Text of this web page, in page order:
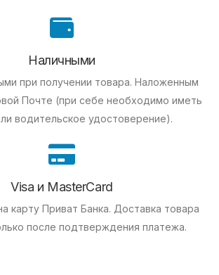
Наличными
при получении товара. Наложенным
Почте (при себе необходимо иметь
водительское удостоверение).
Visa и MasterCard
карту Приват Банка. Доставка товара
после подтверждения платежа.